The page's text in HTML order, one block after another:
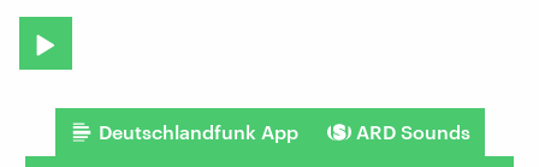
Deutschlandfunk App ARD Sounds